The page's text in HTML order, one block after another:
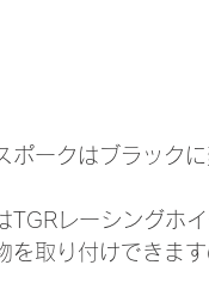
ークはブラックに
TGRレーシングホ
を取り付けできま